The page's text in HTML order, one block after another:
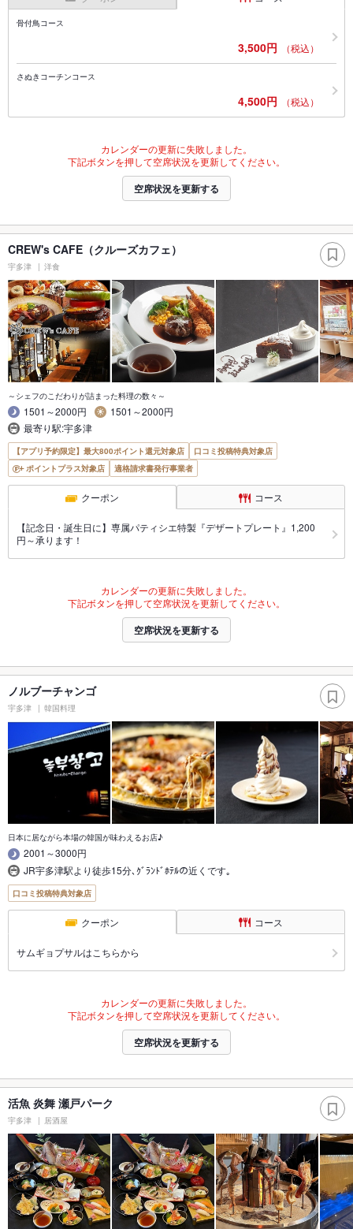
骨付鳥コース
3,500円 （税込）
さぬきコーチンコース
4,500円 （税込）
カレンダーの更新に失敗しました。
下記ボタンを押して空席状況を更新してください。
空席状況を更新する
CREW's CAFE（クルーズカフェ）
宇多津 洋食
～シェフのこだわりが詰まった料理の数々～
1501～2000円
1501～2000円
最寄り駅:宇多津
【アプリ予約限定】最大800ポイント還元対象店
口コミ投稿特典対象店
ポイントプラス対象店
適格請求書発行事業者
クーポン コース
【記念日・誕生日に】専属パティシエ特製『デザートプレート』1,200
円～承ります！
カレンダーの更新に失敗しました。
下記ボタンを押して空席状況を更新してください。
空席状況を更新する
ノルブーチャンゴ
宇多津 韓国料理
日本に居ながら本場の韓国が味わえるお店♪
2001～3000円
JR宇多津駅より徒歩15分､ｸﾞﾗﾝﾄﾞﾎﾃﾙの近くです｡
口コミ投稿特典対象店
クーポン コース
サムギョプサルはこちらから
カレンダーの更新に失敗しました。
下記ボタンを押して空席状況を更新してください。
空席状況を更新する
活魚 炎舞 瀬戸パーク
宇多津 居酒屋